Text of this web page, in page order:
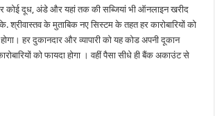
कोई दूध, अंडे और यहां तक की सब्जियां भी ऑनलाइन खरीद
के मुताबिक नए सिस्टम के तहत हर कारोबारियों को
हर दुकानदार और व्यापारी को यह कोड अपनी दूकान
को फायदा होगा । वहीं पैसा सीधे ही बैंक अकाउंट से